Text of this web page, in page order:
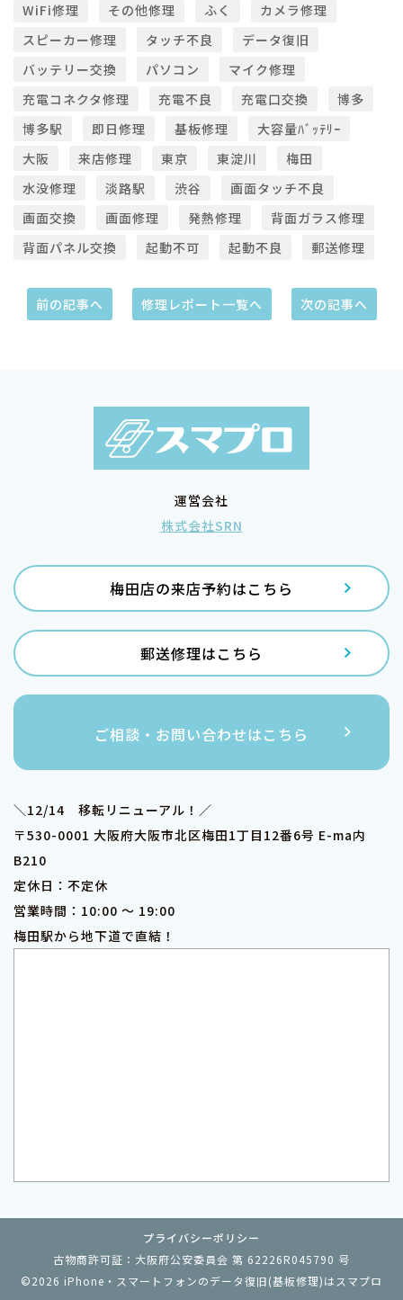
WiFi修理
その他修理 ふく
カメラ修理
スピーカー修理
タッチ不良
データ復旧
バッテリー交換
パソコン
マイク修理
充電コネクタ修理
充電不良 充電口交換
博多
博多駅
即日修理 基板修理
大容量ﾊﾞｯﾃﾘｰ
大阪
来店修理 東京 東淀川
梅田
水没修理
淡路駅 渋谷
画面タッチ不良
画面交換
画面修理 発熱修理
背面ガラス修理
背面パネル交換
起動不可 起動不良 郵送修理
前の記事へ 修理レポート一覧へ 次の記事へ
運営会社
株式会社SRN
梅田店の来店予約はこちら
郵送修理はこちら
ご相談・お問い合わせはこちら
＼12/14 移転リニューアル！／
〒530-0001 大阪府大阪市北区梅田1丁目12番6号 E-ma内
B210
定休日：不定休
営業時間：10:00 ～ 19:00
梅田駅から地下道で直結！
プライバシーポリシー
古物商許可証：大阪府公安委員会 第 62226R045790 号
©2026 iPhone・スマートフォンのデータ復旧(基板修理)はスマプロ